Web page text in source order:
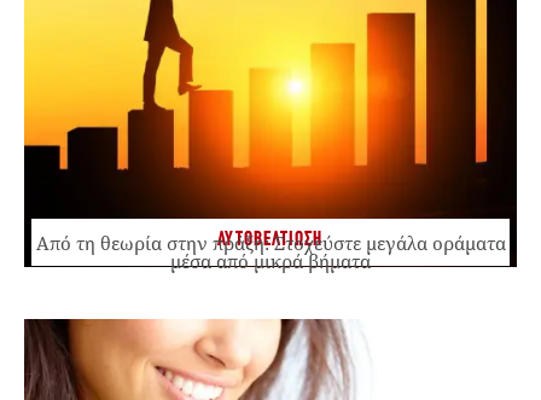
ΑΥΤΟΒΕΛΤΙΩΣΗ
Από τη θεωρία στην πράξη: Στοχεύστε μεγάλα οράματα
μέσα από μικρά βήματα